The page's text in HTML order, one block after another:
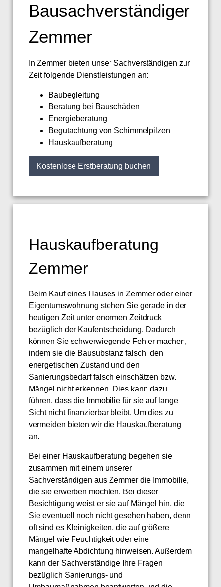
Bausachverständiger
Zemmer
In Zemmer bieten unser Sachverständigen zur
Zeit folgende Dienstleistungen an:
Baubegleitung
Beratung bei Bauschäden
Energieberatung
Begutachtung von Schimmelpilzen
Hauskaufberatung
Kostenlose Erstberatung buchen
Hauskaufberatung
Zemmer
Beim Kauf eines Hauses in Zemmer oder einer
Eigentumswohnung stehen Sie gerade in der
heutigen Zeit unter enormen Zeitdruck
bezüglich der Kaufentscheidung. Dadurch
können Sie schwerwiegende Fehler machen,
indem sie die Bausubstanz falsch, den
energetischen Zustand und den
Sanierungsbedarf falsch einschätzen bzw.
Mängel nicht erkennen. Dies kann dazu
führen, dass die Immobilie für sie auf lange
Sicht nicht finanzierbar bleibt. Um dies zu
vermeiden bieten wir die Hauskaufberatung
an.
Bei einer Hauskaufberatung begehen sie
zusammen mit einem unserer
Sachverständigen aus Zemmer die Immobilie,
die sie erwerben möchten. Bei dieser
Besichtigung weist er sie auf Mängel hin, die
Sie eventuell noch nicht gesehen haben, denn
oft sind es Kleinigkeiten, die auf größere
Mängel wie Feuchtigkeit oder eine
mangelhafte Abdichtung hinweisen. Außerdem
kann der Sachverständige Ihre Fragen
bezüglich Sanierungs- und